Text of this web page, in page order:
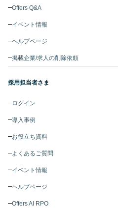
Offers Q&A
イベント情報
ヘルプページ
掲載企業/求人の削除依頼
採用担当者さま
ログイン
導入事例
お役立ち資料
よくあるご質問
イベント情報
ヘルプページ
Offers AI RPO